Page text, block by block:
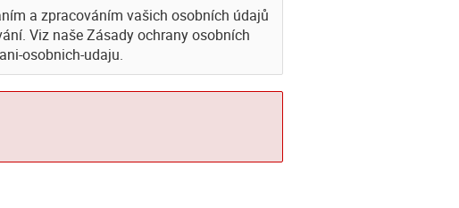
a zpracováním vašich osobních údajů
Viz naše Zásady ochrany osobních
osobnich-udaju.